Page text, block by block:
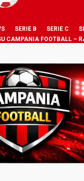
SERIE B SERIE C
CAMPANIA FOOTBALL –